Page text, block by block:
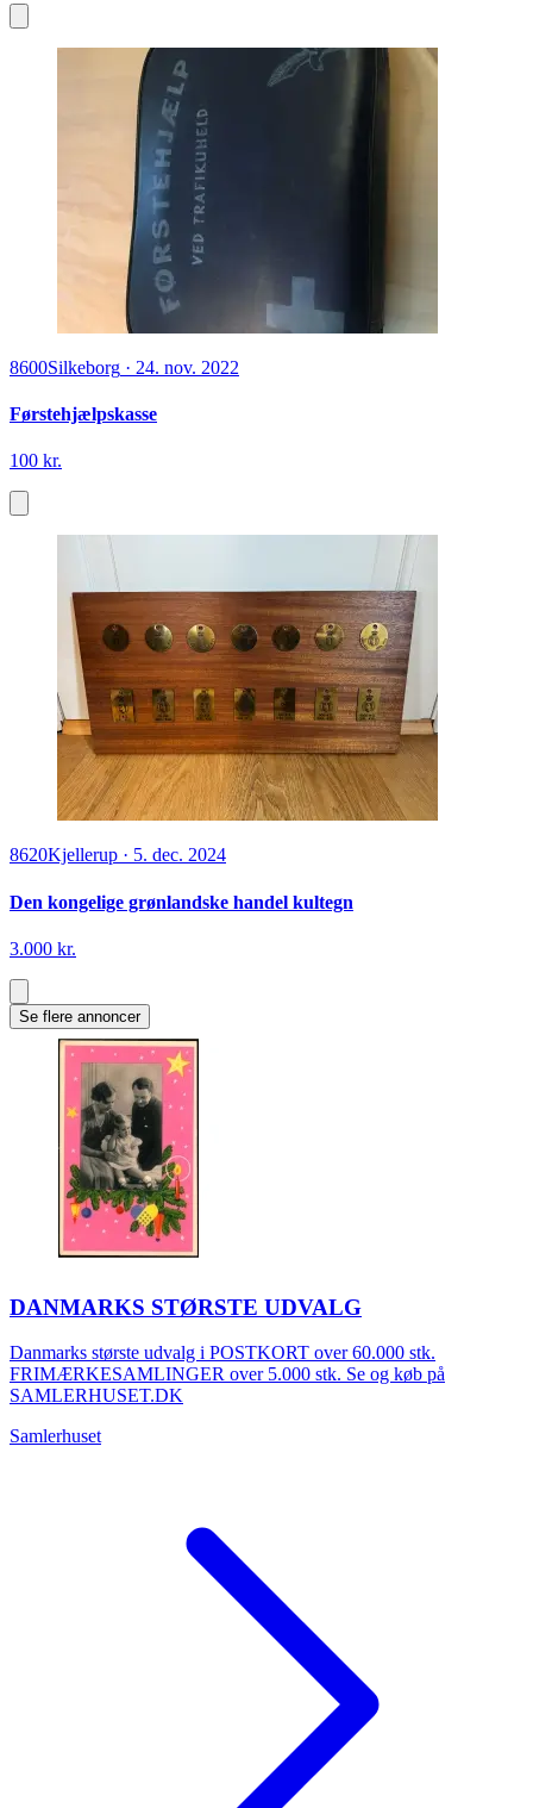
8600Silkeborg · 24. nov. 2022
Førstehjælpskasse
100 kr.
8620Kjellerup · 5. dec. 2024
Den kongelige grønlandske handel kultegn
3.000 kr.
Se flere annoncer
DANMARKS STØRSTE UDVALG
Danmarks største udvalg i POSTKORT over 60.000 stk.
FRIMÆRKESAMLINGER over 5.000 stk. Se og køb på
SAMLERHUSET.DK
Samlerhuset